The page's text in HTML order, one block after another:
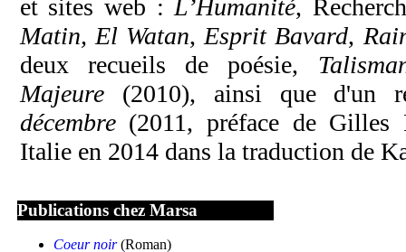
et sites web : L’Humanité,
Matin, El Watan, Esprit Bavard,
deux recueils de poésie,
Majeure(2010), ainsi que d'un
décembre (2011, préface de Gilles
Italie en 2014 dans la traduction de
Publications chez Marsa
Coeur noir(Roman)